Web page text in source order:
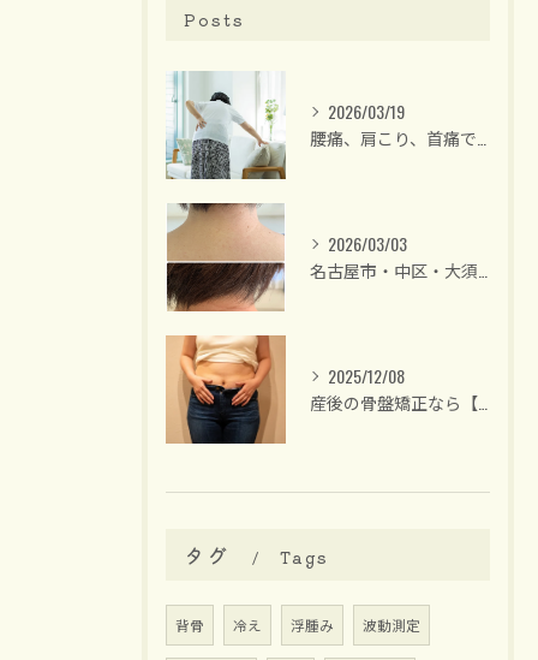
Posts
2026/03/19
2026/03/03
2025/12/08
タグ Tags
背骨 冷え 浮腫み 波動測定